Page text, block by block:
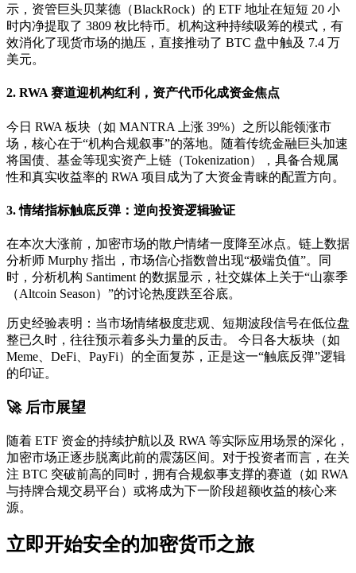
示，资管巨头贝莱德（BlackRock）的 ETF 地址在短短 20 小
时内净提取了 3809 枚比特币。机构这种持续吸筹的模式，有
效消化了现货市场的抛压，直接推动了 BTC 盘中触及 7.4 万
美元。
2. RWA 赛道迎机构红利，资产代币化成资金焦点
今日 RWA 板块（如 MANTRA 上涨 39%）之所以能领涨市
场，核心在于“机构合规叙事”的落地。随着传统金融巨头加速
将国债、基金等现实资产上链（Tokenization），具备合规属
性和真实收益率的 RWA 项目成为了大资金青睐的配置方向。
3. 情绪指标触底反弹：逆向投资逻辑验证
在本次大涨前，加密市场的散户情绪一度降至冰点。链上数据
分析师 Murphy 指出，市场信心指数曾出现“极端负值”。同
时，分析机构 Santiment 的数据显示，社交媒体上关于“山寨季
（Altcoin Season）”的讨论热度跌至谷底。
历史经验表明：当市场情绪极度悲观、短期波段信号在低位盘
整已久时，往往预示着多头力量的反击。 今日各大板块（如
Meme、DeFi、PayFi）的全面复苏，正是这一“触底反弹”逻辑
的印证。
🚀 后市展望
随着 ETF 资金的持续护航以及 RWA 等实际应用场景的深化，
加密市场正逐步脱离此前的震荡区间。对于投资者而言，在关
注 BTC 突破前高的同时，拥有合规叙事支撑的赛道（如 RWA
与持牌合规交易平台）或将成为下一阶段超额收益的核心来
源。
立即开始安全的加密货币之旅